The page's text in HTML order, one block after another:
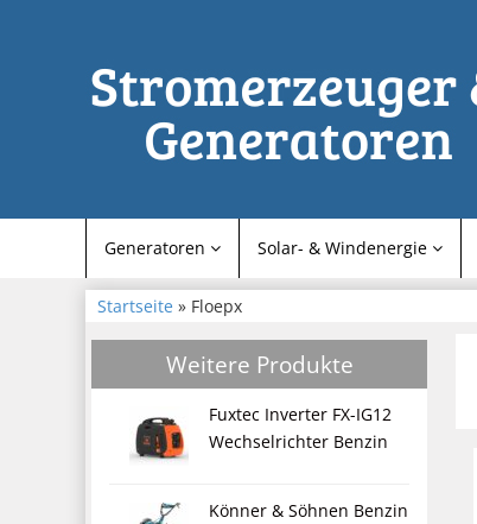
Generatoren Solar- & Windenergie
Startseite » Floepx
Weitere Produkte
Fuxtec Inverter FX-IG12
Wechselrichter Benzin
Könner & Söhnen Benzin